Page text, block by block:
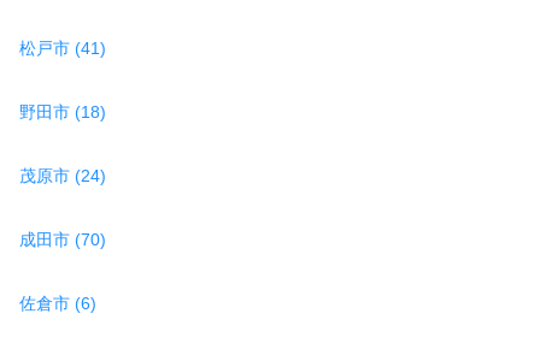
松戸市 (41)
野田市 (18)
茂原市 (24)
成田市 (70)
佐倉市 (6)